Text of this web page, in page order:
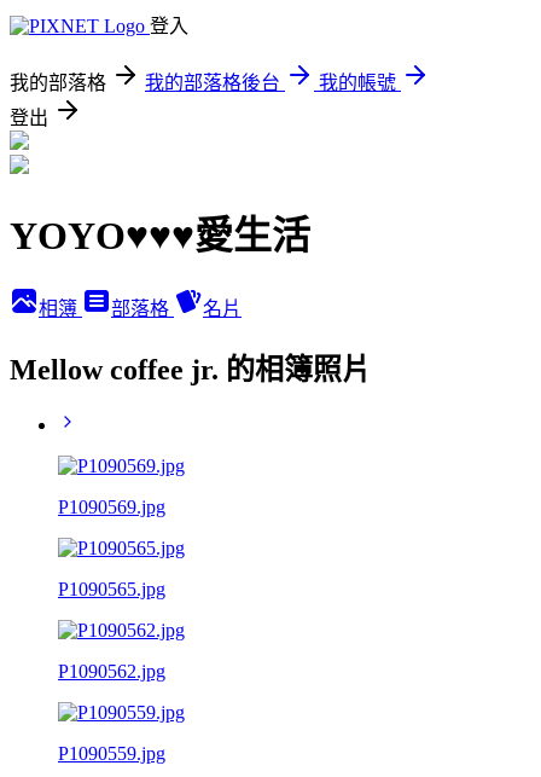
登入
我的部落格 我的部落格後台
我的帳號
登出
YOYO♥♥♥愛生活
相簿 部落格 名片
Mellow coffee jr. 的相簿照片
P1090569.jpg
P1090565.jpg
P1090562.jpg
P1090559.jpg